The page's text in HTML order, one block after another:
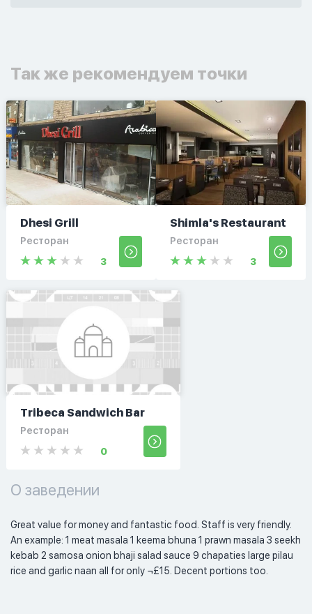
Так же рекомендуем точки
Dhesi Grill
Ресторан
3
Shimla's Restaurant
Ресторан
3
Tribeca Sandwich Bar
Ресторан
0
О заведении
Great value for money and fantastic food. Staff is very friendly.
An example: 1 meat masala 1 keema bhuna 1 prawn masala 3 seekh
kebab 2 samosa onion bhaji salad sauce 9 chapaties large pilau
rice and garlic naan all for only ¬£15. Decent portions too.